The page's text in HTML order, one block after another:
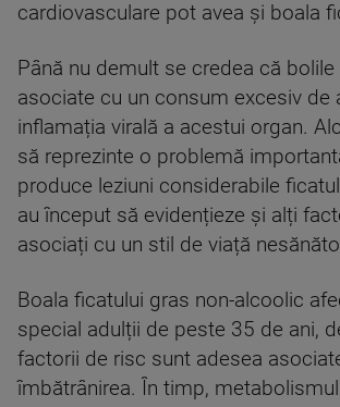
cardiovasculare pot avea și boala
Până nu demult se credea că
asociate cu un consum excesiv de
inflamația virală a acestui organ.
să reprezinte o problemă
produce leziuni considerabile
au început să evidențieze și alți
asociați cu un stil de viață
Boala ficatului gras non-alcoolic
special adulții de peste 35 de ani,
factorii de risc sunt adesea
îmbătrânirea. În timp,